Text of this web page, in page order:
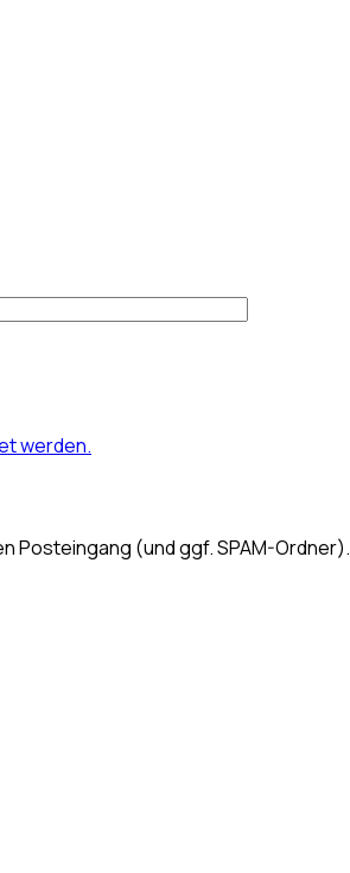
werden.
Posteingang (und ggf. SPAM-Ordner).